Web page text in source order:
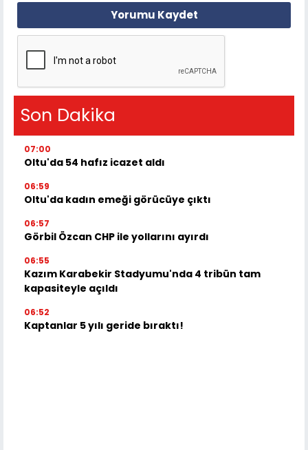
Yorumu Kaydet
Son Dakika
07:00
Oltu'da 54 hafız icazet aldı
06:59
Oltu'da kadın emeği görücüye çıktı
06:57
Görbil Özcan CHP ile yollarını ayırdı
06:55
Kazım Karabekir Stadyumu'nda 4 tribün tam
kapasiteyle açıldı
06:52
Kaptanlar 5 yılı geride bıraktı!